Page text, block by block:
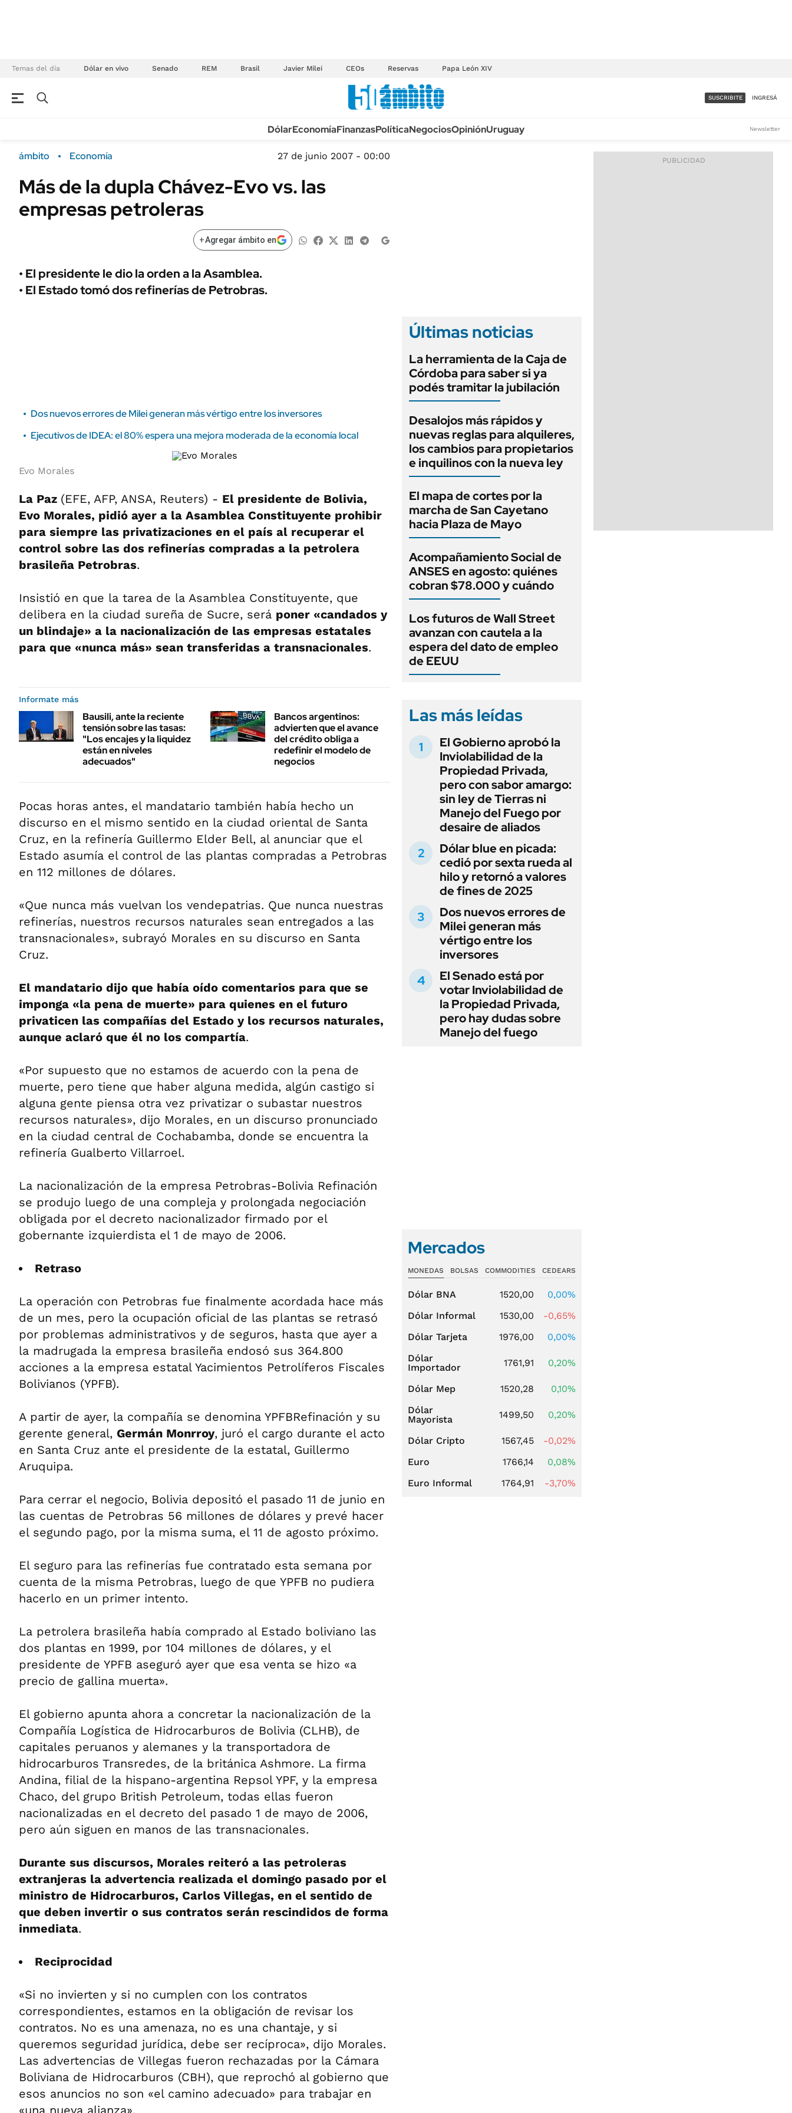
Temas del día Dólar en vivo Senado REM Brasil Javier Milei CEOs Reservas Papa León XIV
Campo
FINANZAS
ÁMBITO DEBATE
MEDIAKIT AMBITO DEBATE
Sustentabilidad
Seguros
POLÍTICA
TECNOLOGÍA
MÉXICO
MUNDO
ACCESO FULL - $1.800/MES
SUSCRIBITE INGRESÁ
DólarEconomíaFinanzasPolíticaNegociosOpiniónUruguay Newsletter
ámbito Economía 27 de junio 2007 - 00:00
Más de la dupla Chávez-Evo vs. las
empresas petroleras
+Agregar ámbito en
• El presidente le dio la orden a la Asamblea.
• El Estado tomó dos refinerías de Petrobras.
Dos nuevos errores de Milei generan más vértigo entre los inversores
Ejecutivos de IDEA: el 80% espera una mejora moderada de la economía local
Evo Morales
La Paz (EFE, AFP, ANSA, Reuters) - El presidente de Bolivia,
Evo Morales, pidió ayer a la Asamblea Constituyente prohibir
para siempre las privatizaciones en el país al recuperar el
control sobre las dos refinerías compradas a la petrolera
brasileña Petrobras.
Insistió en que la tarea de la Asamblea Constituyente, que
delibera en la ciudad sureña de Sucre, será poner «candados y
un blindaje» a la nacionalización de las empresas estatales
para que «nunca más» sean transferidas a transnacionales.
Informate más
Bausili, ante la reciente
tensión sobre las tasas:
"Los encajes y la liquidez
están en niveles
adecuados"
Bancos argentinos:
advierten que el avance
del crédito obliga a
redefinir el modelo de
negocios
Pocas horas antes, el mandatario también había hecho un
discurso en el mismo sentido en la ciudad oriental de Santa
Cruz, en la refinería Guillermo Elder Bell, al anunciar que el
Estado asumía el control de las plantas compradas a Petrobras
en 112 millones de dólares.
«Que nunca más vuelvan los vendepatrias. Que nunca nuestras
refinerías, nuestros recursos naturales sean entregados a las
transnacionales», subrayó Morales en su discurso en Santa
Cruz.
El mandatario dijo que había oído comentarios para que se
imponga «la pena de muerte» para quienes en el futuro
privaticen las compañías del Estado y los recursos naturales,
aunque aclaró que él no los compartía.
«Por supuesto que no estamos de acuerdo con la pena de
muerte, pero tiene que haber alguna medida, algún castigo si
alguna gente piensa otra vez privatizar o subastar nuestros
recursos naturales», dijo Morales, en un discurso pronunciado
en la ciudad central de Cochabamba, donde se encuentra la
refinería Gualberto Villarroel.
La nacionalización de la empresa Petrobras-Bolivia Refinación
se produjo luego de una compleja y prolongada negociación
obligada por el decreto nacionalizador firmado por el
gobernante izquierdista el 1 de mayo de 2006.
Retraso
La operación con Petrobras fue finalmente acordada hace más
de un mes, pero la ocupación oficial de las plantas se retrasó
por problemas administrativos y de seguros, hasta que ayer a
la madrugada la empresa brasileña endosó sus 364.800
acciones a la empresa estatal Yacimientos Petrolíferos Fiscales
Bolivianos (YPFB).
A partir de ayer, la compañía se denomina YPFBRefinación y su
gerente general, Germán Monrroy, juró el cargo durante el acto
en Santa Cruz ante el presidente de la estatal, Guillermo
Aruquipa.
Para cerrar el negocio, Bolivia depositó el pasado 11 de junio en
las cuentas de Petrobras 56 millones de dólares y prevé hacer
el segundo pago, por la misma suma, el 11 de agosto próximo.
El seguro para las refinerías fue contratado esta semana por
cuenta de la misma Petrobras, luego de que YPFB no pudiera
hacerlo en un primer intento.
La petrolera brasileña había comprado al Estado boliviano las
dos plantas en 1999, por 104 millones de dólares, y el
presidente de YPFB aseguró ayer que esa venta se hizo «a
precio de gallina muerta».
El gobierno apunta ahora a concretar la nacionalización de la
Compañía Logística de Hidrocarburos de Bolivia (CLHB), de
capitales peruanos y alemanes y la transportadora de
hidrocarburos Transredes, de la británica Ashmore. La firma
Andina, filial de la hispano-argentina Repsol YPF, y la empresa
Chaco, del grupo British Petroleum, todas ellas fueron
nacionalizadas en el decreto del pasado 1 de mayo de 2006,
pero aún siguen en manos de las transnacionales.
Durante sus discursos, Morales reiteró a las petroleras
extranjeras la advertencia realizada el domingo pasado por el
ministro de Hidrocarburos, Carlos Villegas, en el sentido de
que deben invertir o sus contratos serán rescindidos de forma
inmediata.
Reciprocidad
«Si no invierten y si no cumplen con los contratos
correspondientes, estamos en la obligación de revisar los
contratos. No es una amenaza, no es una chantaje, y si
queremos seguridad jurídica, debe ser recíproca», dijo Morales.
Las advertencias de Villegas fueron rechazadas por la Cámara
Boliviana de Hidrocarburos (CBH), que reprochó al gobierno que
esos anuncios no son «el camino adecuado» para trabajar en
«una nueva alianza».
Últimas noticias
La herramienta de la Caja de
Córdoba para saber si ya
podés tramitar la jubilación
Desalojos más rápidos y
nuevas reglas para alquileres,
los cambios para propietarios
e inquilinos con la nueva ley
El mapa de cortes por la
marcha de San Cayetano
hacia Plaza de Mayo
Acompañamiento Social de
ANSES en agosto: quiénes
cobran $78.000 y cuándo
Los futuros de Wall Street
avanzan con cautela a la
espera del dato de empleo
de EEUU
Las más leídas
El Gobierno aprobó la
Inviolabilidad de la
Propiedad Privada,
pero con sabor amargo:
sin ley de Tierras ni
Manejo del Fuego por
desaire de aliados
Dólar blue en picada:
cedió por sexta rueda al
hilo y retornó a valores
de fines de 2025
Dos nuevos errores de
Milei generan más
vértigo entre los
inversores
El Senado está por
votar Inviolabilidad de
la Propiedad Privada,
pero hay dudas sobre
Manejo del fuego
Mercados
MONEDAS BOLSAS COMMODITIES CEDEARS
Dólar BNA 1520,00
0,00%
Dólar Informal
1530,00
-0,65%
Dólar Tarjeta
1976,00
0,00%
Dólar
Importador
1761,91 0,20%
Dólar Mep 1520,28
0,10%
Dólar
Mayorista
1499,50 0,20%
Dólar Cripto 1567,45
-0,02%
Euro
1766,14
0,08%
Euro Informal
1764,91 -3,70%